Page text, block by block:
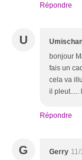
Répondre
U
bonjour
fais un
cela va
il pleut.....
Répondre
G Gerry